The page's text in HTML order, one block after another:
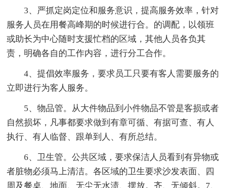
3、严抓定岗定位和服务意识，提高服务效率，针对
服务人员在用餐高峰期的时候进行合。的调配，以领班
或助长为中心随时支援忙档的区域，其他人员各负其
责，明确各自的工作内容，进行分工合作。
4、提倡效率服务，要求员工只要有客人需要服务的
立即进行为客人服务。
5、物品管。从大件物品到小件物品不管是客损或者
自然损坏，凡事都要求做到有章可循、有据可查、有人
执行、有人临督、跟单到人、有所总结。
6、卫生管。公共区域，要求保洁人员看到有异物或
者脏物必须马上清洁。各区域的卫生要求沙发表面、四
周及餐桌、地面、无尘无水渍、摆放。齐、无倾斜。7、